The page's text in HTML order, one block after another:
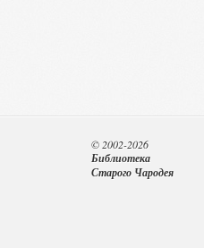
© 2002-2026
Библиотека
Старого Чародея